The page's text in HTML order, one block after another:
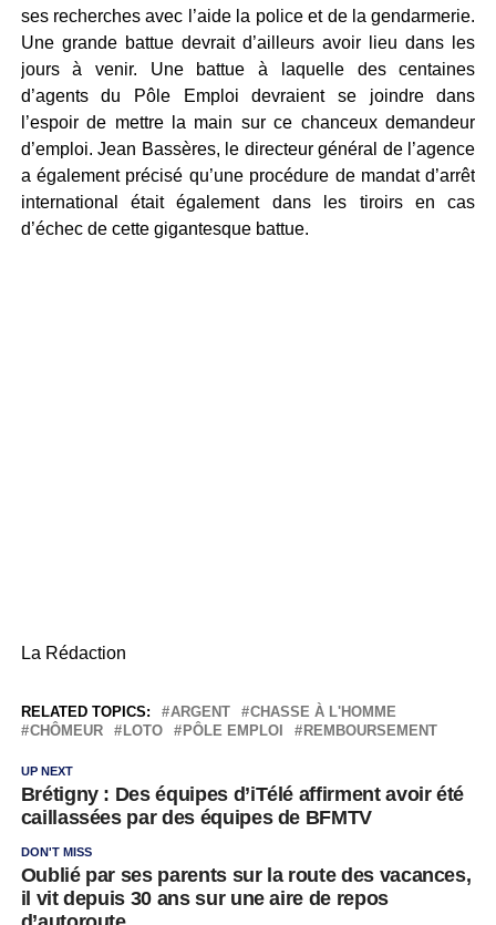
ses recherches avec l’aide la police et de la gendarmerie.
Une grande battue devrait d’ailleurs avoir lieu dans les
jours à venir. Une battue à laquelle des centaines
d’agents du Pôle Emploi devraient se joindre dans
l’espoir de mettre la main sur ce chanceux demandeur
d’emploi. Jean Bassères, le directeur général de l’agence
a également précisé qu’une procédure de mandat d’arrêt
international était également dans les tiroirs en cas
d’échec de cette gigantesque battue.
La Rédaction
RELATED TOPICS: ARGENT
CHASSE À L'HOMME
CHÔMEUR
LOTO PÔLE EMPLOI REMBOURSEMENT
UP NEXT
Brétigny : Des équipes d’iTélé affirment avoir été
caillassées par des équipes de BFMTV
DON'T MISS
Oublié par ses parents sur la route des vacances,
il vit depuis 30 ans sur une aire de repos